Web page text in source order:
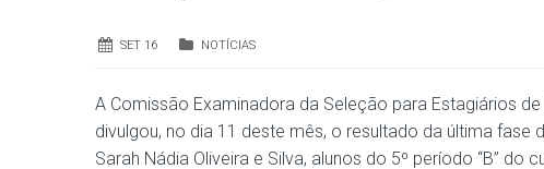
SET 16 NOTÍCIAS
A Comissão Examinadora da Seleção para Estagiários
divulgou, no dia 11 deste mês, o resultado da última
Sarah Nádia Oliveira e Silva, alunos do 5º período “B”